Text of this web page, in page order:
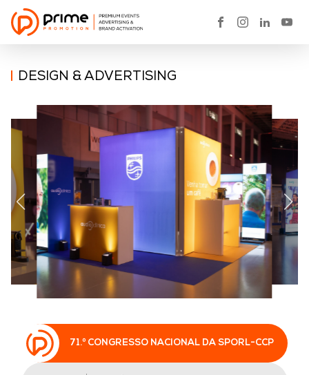
DESIGN & ADVERTISING
71.º CONGRESSO NACIONAL DA SPORL-CCP